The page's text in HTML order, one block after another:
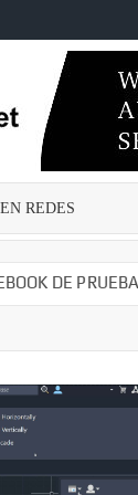
REDES
PRUEBAS